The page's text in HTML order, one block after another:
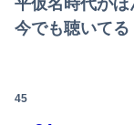
平仮名時代が
今でも聴いてる
45